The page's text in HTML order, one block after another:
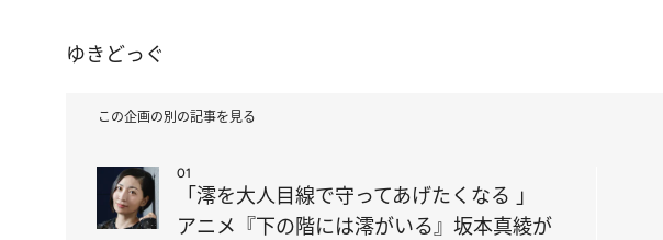
ゆきどっぐ
この企画の別の記事を見る
01
「澪を大人目線で守ってあげたくなる 」
アニメ『下の階には澪がいる』坂本真綾が